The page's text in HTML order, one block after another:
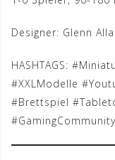
Designer: Glenn
HASHTAGS:
#XXLModelle
#Brettspiel
#GamingCommunity